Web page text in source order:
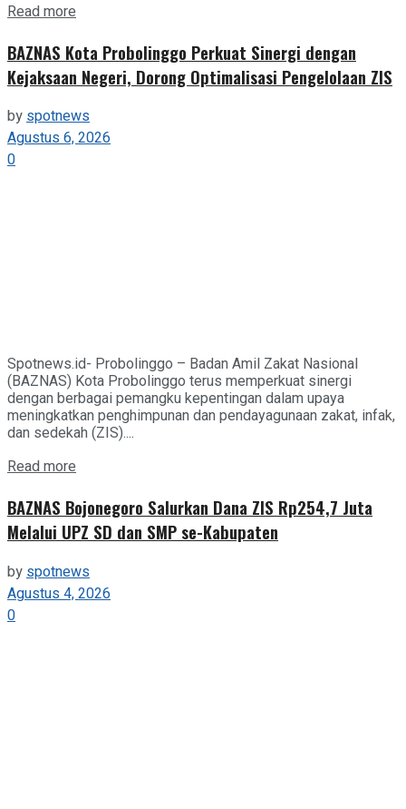
Read more
BAZNAS Kota Probolinggo Perkuat Sinergi dengan
Kejaksaan Negeri, Dorong Optimalisasi Pengelolaan ZIS
byspotnews
Agustus 6, 2026
0
Spotnews.id- Probolinggo – Badan Amil Zakat Nasional
(BAZNAS) Kota Probolinggo terus memperkuat sinergi
dengan berbagai pemangku kepentingan dalam upaya
meningkatkan penghimpunan dan pendayagunaan zakat, infak,
dan sedekah (ZIS)....
Read more
BAZNAS Bojonegoro Salurkan Dana ZIS Rp254,7 Juta
Melalui UPZ SD dan SMP se-Kabupaten
by spotnews
Agustus 4, 2026
0